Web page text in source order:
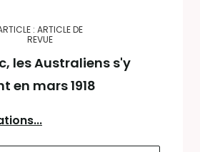
: ARTICLE DE
REVUE
les Australiens s'y
en mars 1918